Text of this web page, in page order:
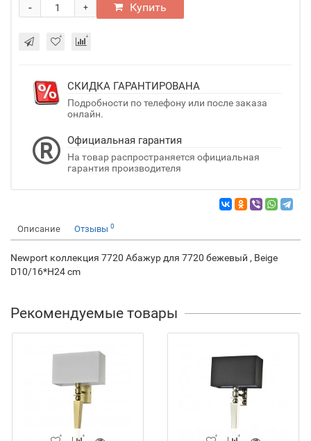
+
- Купить
СКИДКА ГАРАНТИРОВАНА
Подробности по телефону или после заказа
онлайн.
Официальная гарантия
На товар распространяется официальная
гарантия производителя
Описание Отзывы 0
Newport коллекция 7720 Абажур для 7720 бежевый , Beige
D10/16*H24 cm
Рекомендуемые товары